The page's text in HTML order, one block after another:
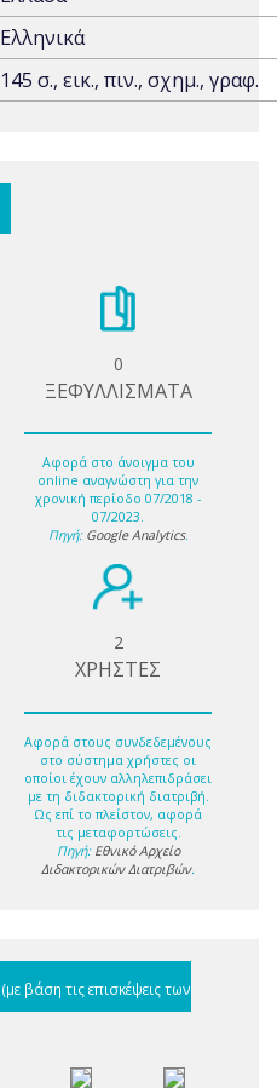
Ελληνικά
145 σ., εικ., πιν., σχημ., γραφ.
0
ΞΕΦΥΛΛΙΣΜΑΤΑ
Αφορά στο άνοιγμα του
online αναγνώστη για την
χρονική περίοδο 07/2018 -
07/2023.
Πηγή: Google Analytics.
2
ΧΡΗΣΤΕΣ
Αφορά στους συνδεδεμένους
στο σύστημα χρήστες οι
οποίοι έχουν αλληλεπιδράσει
με τη διδακτορική διατριβή.
Ως επί το πλείστον, αφορά
τις μεταφορτώσεις.
Πηγή: Εθνικό Αρχείο
Διδακτορικών Διατριβών.
(με βάση τις επισκέψεις των